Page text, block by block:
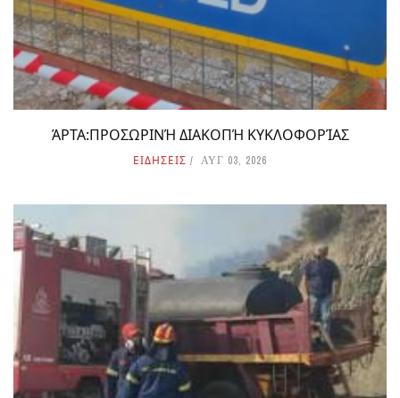
ΆΡΤΑ:ΠΡΟΣΩΡΙΝΉ ΔΙΑΚΟΠΉ ΚΥΚΛΟΦΟΡΊΑΣ
ΕΙΔΗΣΕΙΣ ΑΥΓ 03, 2026